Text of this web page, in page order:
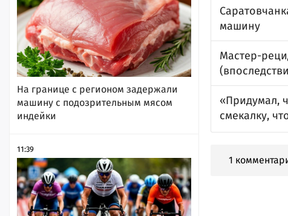
На границе с регионом задержали
машину с подозрительным мясом
индейки
11:39
машину
Мастер-
«Придумал,
смекалку,
1